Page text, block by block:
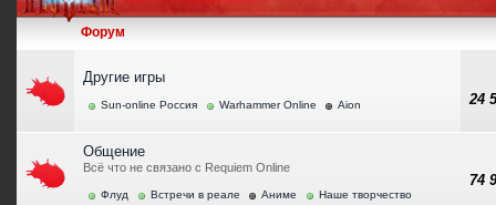
Форум
Другие игры
Sun-online Россия Warhammer Online Aion 24
Общение
Всё что не связано с Requiem Online
Флуд Встречи в реале Аниме Наше творчество
74